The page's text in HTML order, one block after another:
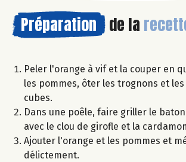
Préparation de la
Peler l'orange à vif et la couper en
les pommes, ôter les trognons et
cubes.
Dans une poêle, faire griller le
avec le clou de girofle et la
Ajouter l'orange et les pommes et
délictement.